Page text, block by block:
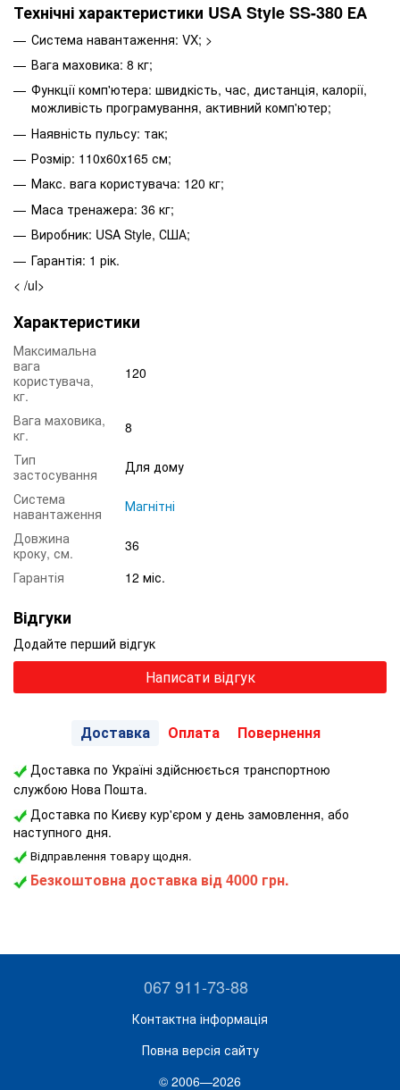
Технічні характеристики USA Style SS-380 ЕА
Система навантаження: VX; >
Вага маховика: 8 кг;
Функції комп'ютера: швидкість, час, дистанція, калорії,
можливість програмування, активний комп'ютер;
Наявність пульсу: так;
Розмір: 110х60х165 см;
Макс. вага користувача: 120 кг;
Маса тренажера: 36 кг;
Виробник: USA Style, США;
Гарантія: 1 рік.
< /ul>
Характеристики
Максимальна
вага
користувача,
кг.
120
Вага маховика,
кг.
8
Тип
застосування
Для дому
Система
навантаження
Магнітні
Довжина
кроку, см.
36
Гарантія
12 міс.
Відгуки
Додайте перший відгук
Написати відгук
Доставка Оплата Повернення
Доставка по Україні здійснюється транспортною
службою Нова Пошта.
Доставка по Києву кур'єром у день замовлення, або
наступного дня.
Відправлення товару щодня.
Безкоштовна доставка від 4000 грн.
067 911-73-88
Контактна інформація
Повна версія сайту
© 2006—2026